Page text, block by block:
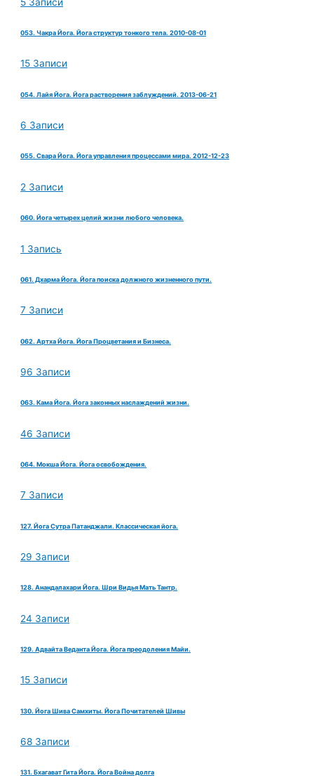
053. Чакра Йога. Йога структур тонкого тела. 2010-08-01
15 Записи
054. Лайя Йога. Йога растворения заблуждений. 2013-06-21
6 Записи
055. Свара Йога. Йога управления процессами мира. 2012-12-23
2 Записи
060. Йога четырех целий жизни любого человека.
1 Запись
061. Дхарма Йога. Йога поиска должного жизненного пути.
7 Записи
062. Артха Йога. Йога Процветания и Бизнеса.
96 Записи
063. Кама Йога. Йога законных наслаждений жизни.
46 Записи
064. Мокша Йога. Йога освобождения.
7 Записи
127. Йога Сутра Патанджали. Классическая йога.
29 Записи
128. Анандалахари Йога. Шри Видья Мать Тантр.
24 Записи
129. Адвайта Веданта Йога. Йога преодоления Майи.
15 Записи
130. Йога Шива Самхиты. Йога Почитателей Шивы
68 Записи
131. Бхагават Гита Йога. Йога Война долга